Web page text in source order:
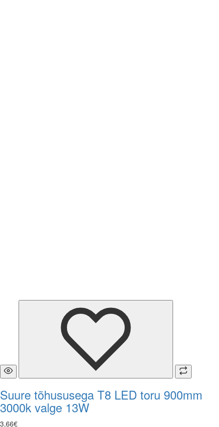
Suure tõhususega T8 LED toru 900mm
3000k valge 13W
3,66€